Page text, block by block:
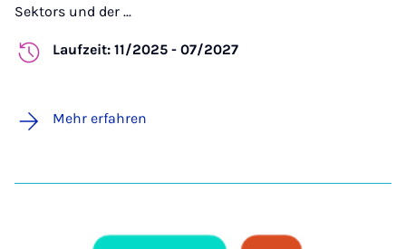
Sektors und der ...
Laufzeit: 11/2025 - 07/2027
Mehr erfahren